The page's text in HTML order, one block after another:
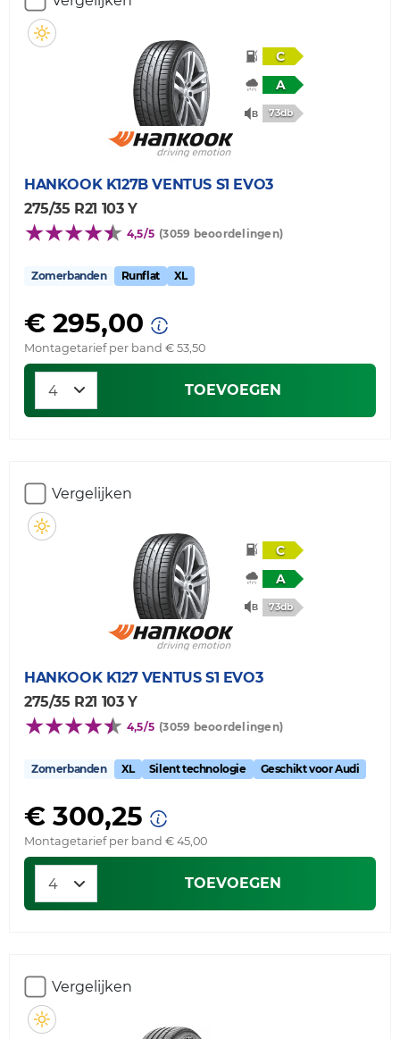
C
A
73db
HANKOOK K127B VENTUS S1 EVO3
275/35 R21 103 Y
4,5/5 (3059 beoordelingen)
Zomerbanden Runflat XL
€ 295,00
Montagetarief per band € 53,50
TOEVOEGEN
Vergelijken
C
A
73db
HANKOOK K127 VENTUS S1 EVO3
275/35 R21 103 Y
4,5/5 (3059 beoordelingen)
Zomerbanden XL Silent technologie Geschikt voor Audi
€ 300,25
Montagetarief per band € 45,00
TOEVOEGEN
Vergelijken